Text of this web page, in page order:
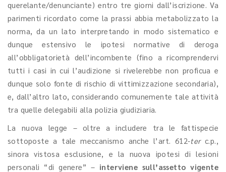
querelante/denunciante) entro tre giorni dall’iscrizione. Va
parimenti ricordato come la prassi abbia metabolizzato la
norma, da un lato interpretando in modo sistematico e
dunque estensivo le ipotesi normative di deroga
all’obbligatorietà dell’incombente (fino a ricomprendervi
tutti i casi in cui l’audizione si rivelerebbe non proficua e
dunque solo fonte di rischio di vittimizzazione secondaria),
e, dall’altro lato, considerando comunemente tale attività
tra quelle delegabili alla polizia giudiziaria.
La nuova legge – oltre a includere tra le fattispecie
sottoposte a tale meccanismo anche l’art. 612-terc.p.,
sinora vistosa esclusione, e la nuova ipotesi di lesioni
personali “di genere” – interviene sull’assetto vigente